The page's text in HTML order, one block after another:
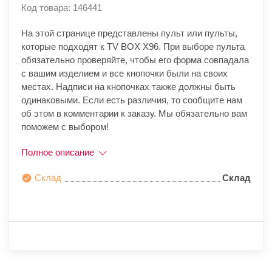
Код товара: 146441
На этой странице представлены пульт или пульты,
которые подходят к TV BOX X96. При выборе пульта
обязательно проверяйте, чтобы его форма совпадала
с вашим изделием и все кнопочки были на своих
местах. Надписи на кнопочках также должны быть
одинаковыми. Если есть различия, то сообщите нам
об этом в комментарии к заказу. Мы обязательно вам
поможем с выбором!
Полное описание
Склад Склад